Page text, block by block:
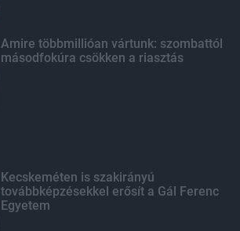
Amire többmillióan vártunk: szombattól
másodfokúra csökken a riasztás
Kecskeméten is szakirányú
továbbképzésekkel erősít a Gál Ferenc
Egyetem